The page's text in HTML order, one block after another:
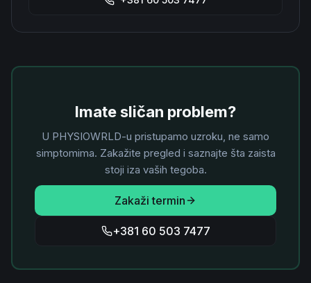
Imate sličan problem?
U PHYSIOWRLD-u pristupamo uzroku, ne samo
simptomima. Zakažite pregled i saznajte šta zaista
stoji iza vaših tegoba.
Zakaži termin
+381 60 503 7477